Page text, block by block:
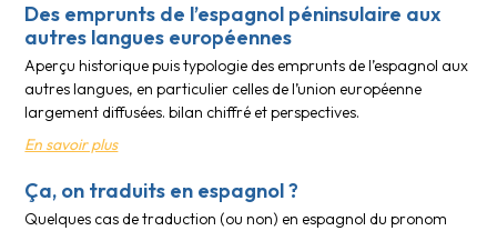
Des emprunts de l’espagnol péninsulaire aux
autres langues européennes
Aperçu historique puis typologie des emprunts de l’espagnol aux
autres langues, en particulier celles de l’union européenne
largement diffusées. bilan chiffré et perspectives.
En savoir plus
Ça, on traduits en espagnol ?
Quelques cas de traduction (ou non) en espagnol du pronom